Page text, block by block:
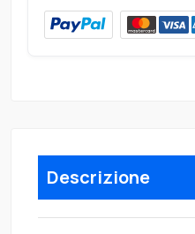
Descrizione